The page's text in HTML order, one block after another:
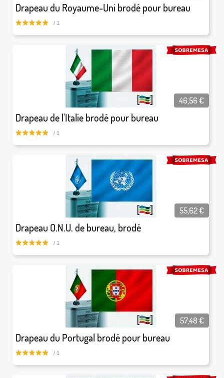
Drapeau du Royaume-Uni brodé pour bureau
/ 1
Drapeau de l'Italie brodé pour bureau
46,56€
/ 1
Drapeau O.N.U. de bureau, brodé
55,62€
/ 1
Drapeau du Portugal brodé pour bureau
57,48€
/ 1